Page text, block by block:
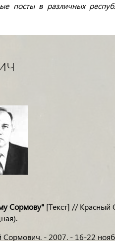
посты в различных
Сормову"[Текст] // Красный
- 2007. - 16-22